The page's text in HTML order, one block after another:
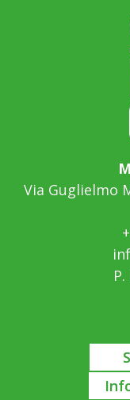
Via Guglielmo